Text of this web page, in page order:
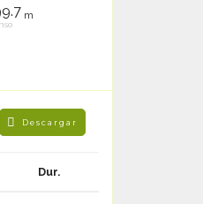
m
Descargar
Dur.